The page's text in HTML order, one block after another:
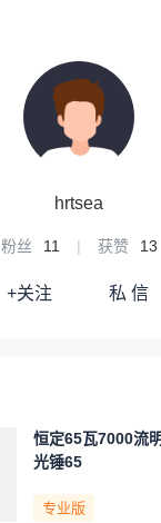
hrtsea
粉丝 11 | 获赞 13
+关注 私 信
恒定65瓦7000流
光锤65
专业版